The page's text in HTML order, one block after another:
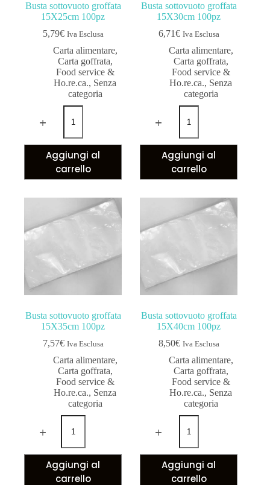
Busta sottovuoto groffata
15X25cm 100pz
5,79€ Iva Esclusa
Carta alimentare,
Carta goffrata,
Food service &
Ho.re.ca., Senza
categoria
Aggiungi al
carrello
Busta sottovuoto groffata
15X30cm 100pz
6,71€ Iva Esclusa
Carta alimentare,
Carta goffrata,
Food service &
Ho.re.ca., Senza
categoria
Aggiungi al
carrello
Busta sottovuoto groffata
15X35cm 100pz
7,57€ Iva Esclusa
Carta alimentare,
Carta goffrata,
Food service &
Ho.re.ca., Senza
categoria
Aggiungi al
carrello
Busta sottovuoto groffata
15X40cm 100pz
8,50€ Iva Esclusa
Carta alimentare,
Carta goffrata,
Food service &
Ho.re.ca., Senza
categoria
Aggiungi al
carrello